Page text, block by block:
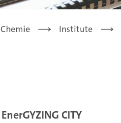
Institute
CITY